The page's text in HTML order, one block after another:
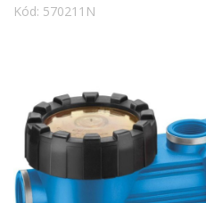
Kód: 570211N